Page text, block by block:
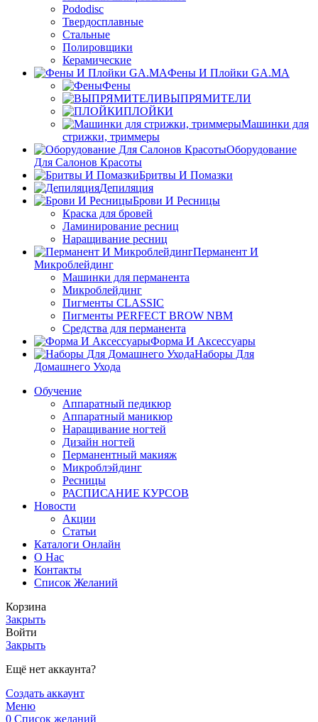
Pododisc
Твердосплавные
Стальные
Полировщики
Керамические
Фены И Плойки GA.MA
Фены
ВЫПРЯМИТЕЛИ
ПЛОЙКИ
Машинки для
стрижки, триммеры
Оборудование
Для Салонов Красоты
Бритвы И Помазки
Депиляция
Брови И Ресницы
Краска для бровей
Ламинирование ресниц
Наращивание ресниц
Перманент И
Микроблейдинг
Машинки для перманента
Микроблейдинг
Пигменты CLASSIC
Пигменты PERFECT BROW NBM
Средства для перманента
Форма И Аксессуары
Наборы Для
Домашнего Ухода
Обучение
Аппаратный педикюр
Аппаратный маникюр
Наращивание ногтей
Дизайн ногтей
Перманентный макияж
Микроблэйдинг
Ресницы
РАСПИСАНИЕ КУРСОВ
Новости
Акции
Статьи
Каталоги Онлайн
О Нас
Контакты
Список Желаний
Корзина
Закрыть
Войти
Закрыть
Ещё нет аккаунта?
Создать аккаунт
Меню
0 Список желаний